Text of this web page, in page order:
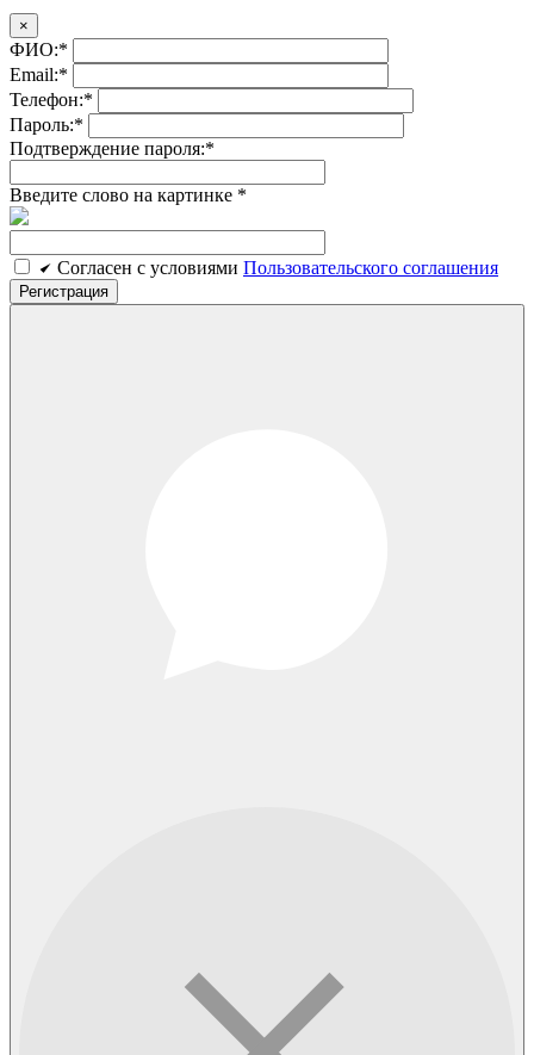
×
ФИО:*
Email:*
Телефон:*
Пароль:*
Подтверждение пароля:*
Введите слово на картинке *
Cогласен c условиями Пользовательского соглашения